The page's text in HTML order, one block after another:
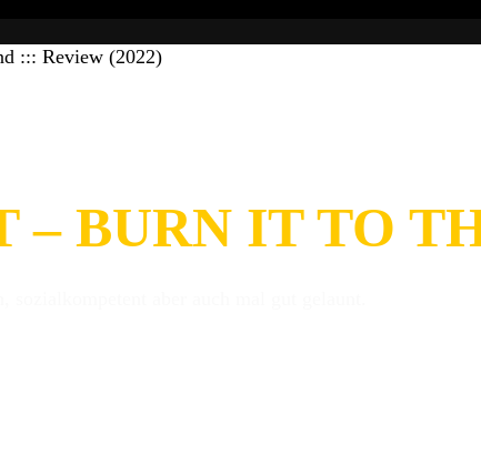
::: Review (2022)
– BURN IT TO